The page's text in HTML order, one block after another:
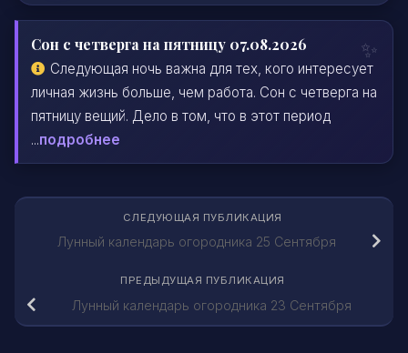
Сон с четверга на пятницу 07.08.2026
Следующая ночь важна для тех, кого интересует
личная жизнь больше, чем работа. Сон с четверга на
пятницу вещий. Дело в том, что в этот период
...подробнее
СЛЕДУЮЩАЯ ПУБЛИКАЦИЯ
Лунный календарь огородника 25 Сентября
ПРЕДЫДУЩАЯ ПУБЛИКАЦИЯ
Лунный календарь огородника 23 Сентября